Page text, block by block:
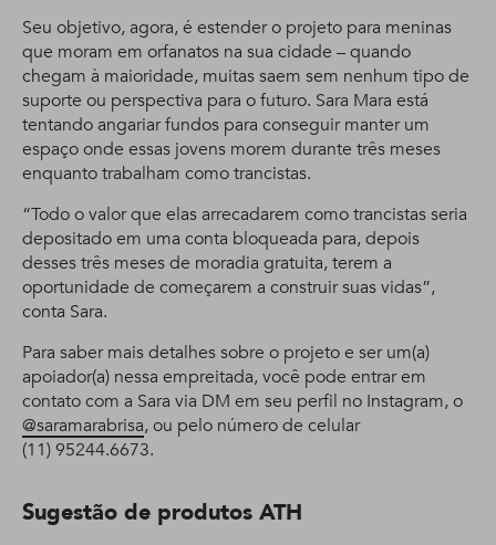
Seu objetivo, agora, é estender o projeto para meninas
que moram em orfanatos na sua cidade – quando
chegam à maioridade, muitas saem sem nenhum tipo de
suporte ou perspectiva para o futuro. Sara Mara está
tentando angariar fundos para conseguir manter um
espaço onde essas jovens morem durante três meses
enquanto trabalham como trancistas.
“Todo o valor que elas arrecadarem como trancistas seria
depositado em uma conta bloqueada para, depois
desses três meses de moradia gratuita, terem a
oportunidade de começarem a construir suas vidas”,
conta Sara.
Para saber mais detalhes sobre o projeto e ser um(a)
apoiador(a) nessa empreitada, você pode entrar em
contato com a Sara via DM em seu perfil no Instagram, o
@saramarabrisa, ou pelo número de celular
(11) 95244.6673.
Sugestão de produtos ATH